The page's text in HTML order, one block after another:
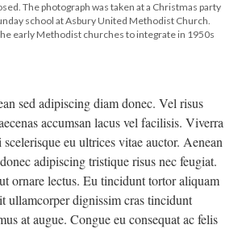
The photograph was taken at a Christmas party
school at Asbury United Methodist Church.
early Methodist churches to integrate in 1950s
sed adipiscing diam donec. Vel risus
accumsan lacus vel facilisis. Viverra
eu ultrices vitae auctor. Aenean
adipiscing tristique risus nec feugiat.
ornare lectus. Eu tincidunt tortor aliquam
ullamcorper dignissim cras tincidunt
at augue. Congue eu consequat ac felis